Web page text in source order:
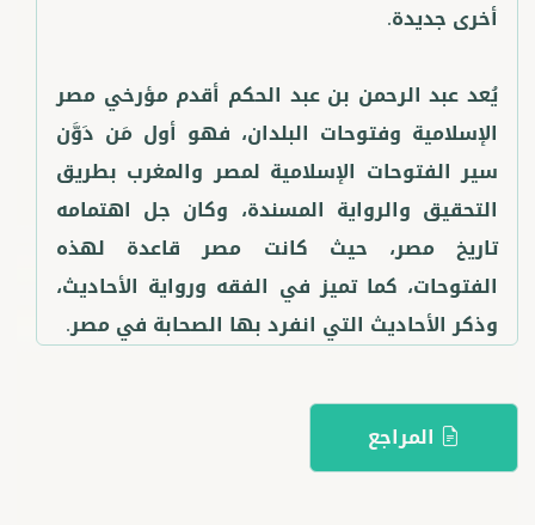
يُعد عبد الرحمن بن عبد الحكم أقدم مؤرخي مصر
الإسلامية وفتوحات البلدان، فهو أول مَن دَوَّن
سير الفتوحات الإسلامية لمصر والمغرب بطريق
التحقيق والرواية المسندة، وكان جل اهتمامه
تاريخ مصر، حيث كانت مصر قاعدة لهذه
الفتوحات، كما تميز في الفقه ورواية الأحاديث،
وذكر الأحاديث التي انفرد بها الصحابة في مصر.
المراجع